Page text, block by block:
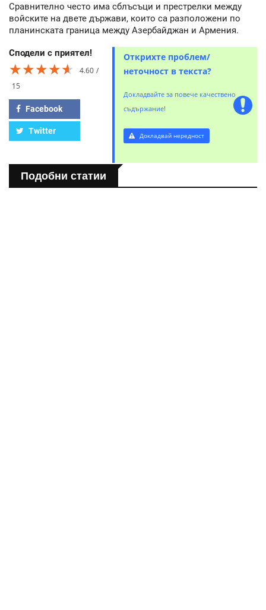
Сравнително често има сблъсъци и престрелки между
войските на двете държави, които са разположени по
планинската граница между Азербайджан и Армения.
Сподели с приятел!
★★★★★
★★★★★
★★★★★
4.60
15
Facebook
Twitter
Открихте проблем/
неточност в текста?
Докладвайте за повече качествено
съдържание!
Докладвай нередност
Подобни статии